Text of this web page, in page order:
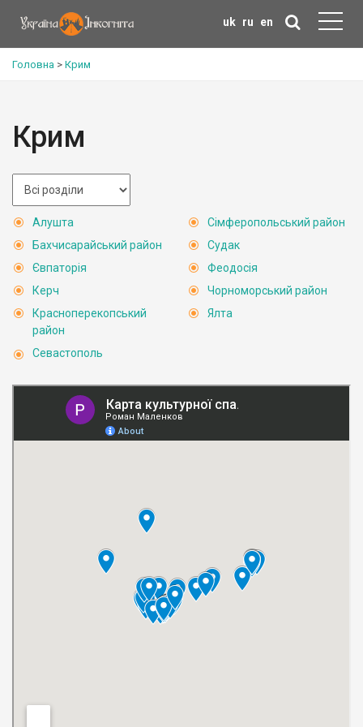
uk ru en
Головна > Крим
Крим
Алушта
Бахчисарайський район
Євпаторія
Керч
Красноперекопський
район
Севастополь
Сімферопольський район
Судак
Феодосія
Чорноморський район
Ялта